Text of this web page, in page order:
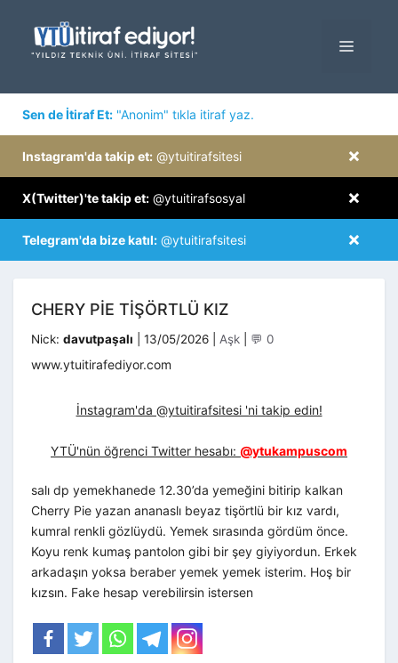
MENÜ
Sen de İtiraf Et: "Anonim" tıkla itiraf yaz.
×
Instagram'da takip et: @ytuitirafsitesi
×
X(Twitter)'te takip et: @ytuitirafsosyal
×
Telegram'da bize katıl: @ytuitirafsitesi
CHERY PIE TIŞÖRTLÜ KIZ
Nick: davutpaşalı 13/05/2026 Kategoriler
Aşk 💬 0
www.ytuitirafediyor.com
İnstagram'da @ytuitirafsitesi 'ni takip edin!
YTÜ'nün öğrenci Twitter hesabı: @ytukampuscom
salı dp yemekhanede 12.30’da yemeğini bitirip kalkan
Cherry Pie yazan ananaslı beyaz tişörtlü bir kız vardı,
kumral renkli gözlüydü. Yemek sırasında gördüm önce.
Koyu renk kumaş pantolon gibi bir şey giyiyordun. Erkek
arkadaşın yoksa beraber yemek yemek isterim. Hoş bir
kızsın. Fake hesap verebilirsin istersen